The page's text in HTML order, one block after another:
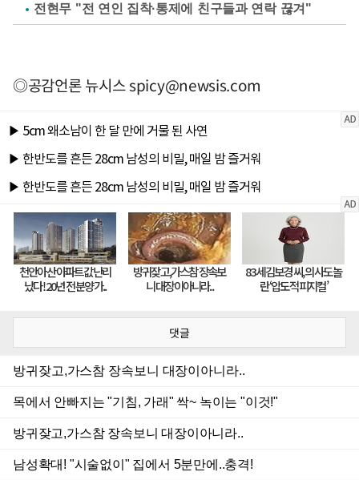
전현무 "전 연인 집착·통제에 친구들과 연락 끊겨"
◎공감언론 뉴시스spicy@newsis.com
댓글